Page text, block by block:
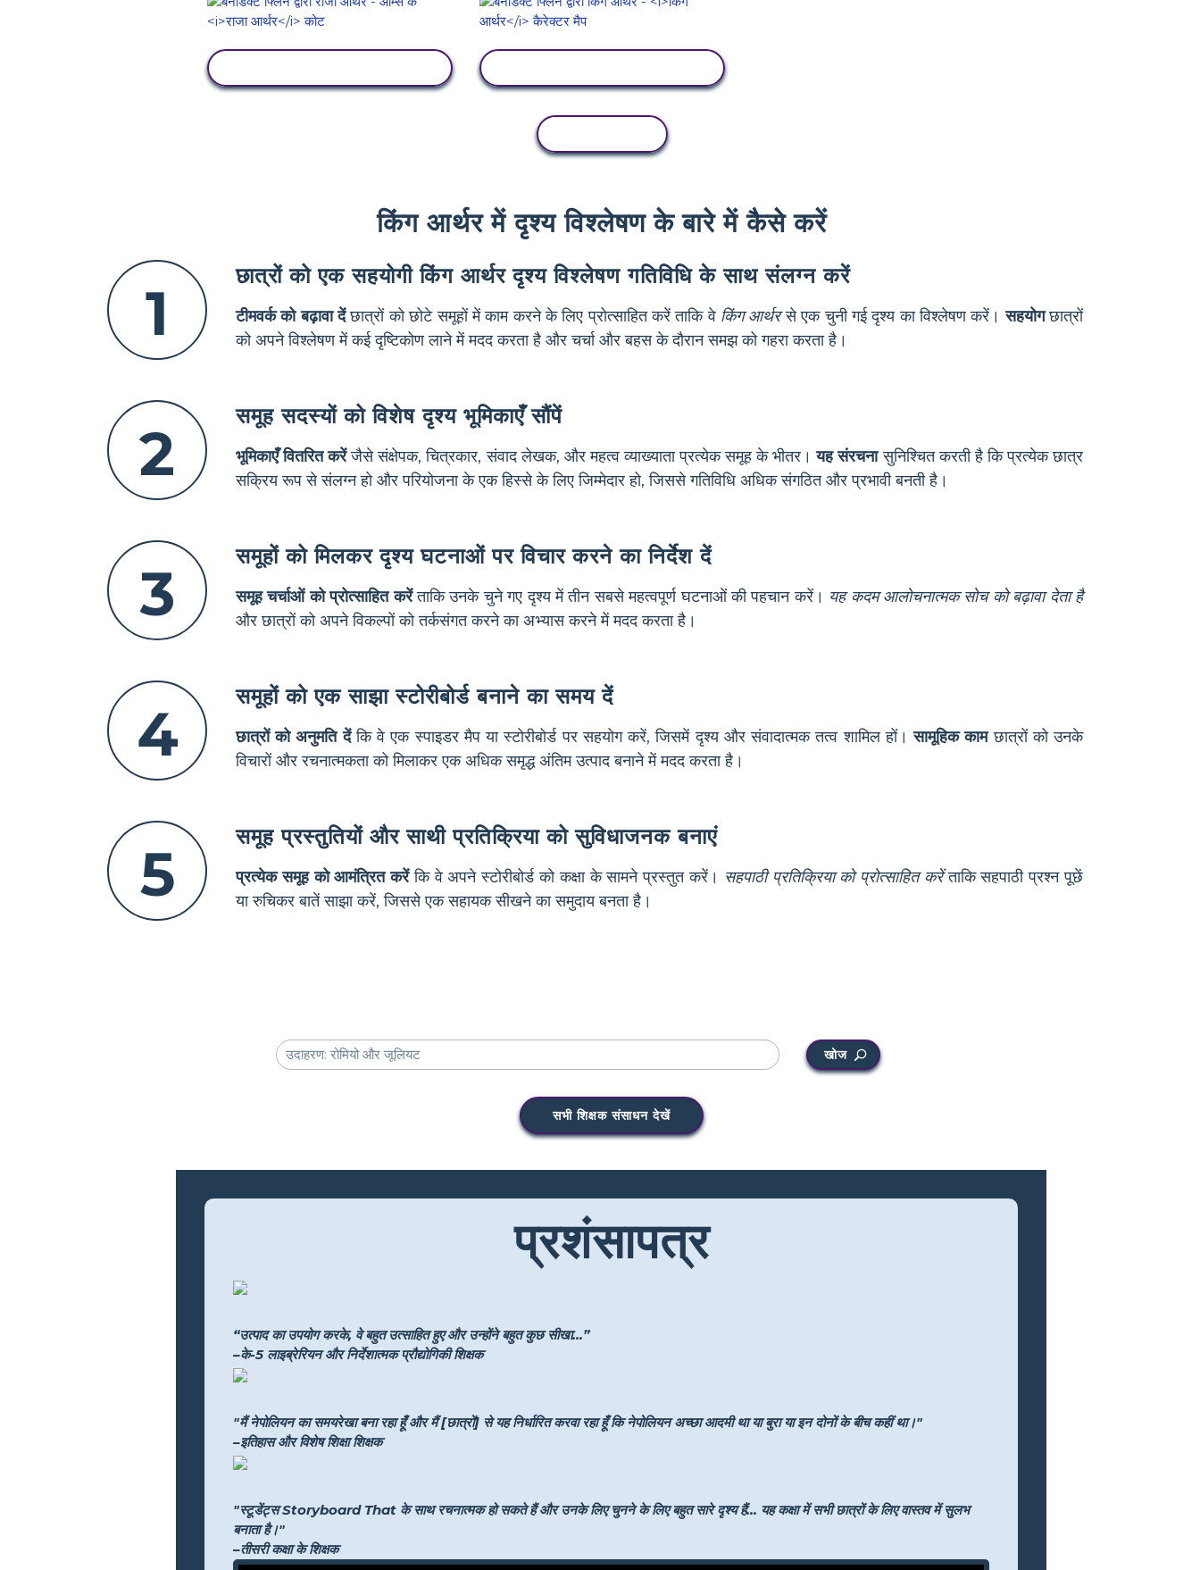
किंग आर्थर में दृश्य विश्लेषण के बारे में कैसे करें
1
छात्रों को एक सहयोगी किंग आर्थर दृश्य विश्लेषण गतिविधि के साथ संलग्न करें
टीमवर्क को बढ़ावा देंछात्रों को छोटे समूहों में काम करने के लिए प्रोत्साहित करें ताकि वे किंग आर्थरसे एक चुनी गई दृश्य का विश्लेषण करें।सहयोगछात्रों
को अपने विश्लेषण में कई दृष्टिकोण लाने में मदद करता है और चर्चा और बहस के दौरान समझ को गहरा करता है।
2
समूह सदस्यों को विशेष दृश्य भूमिकाएँ सौंपें
भूमिकाएँ वितरित करेंजैसे संक्षेपक, चित्रकार, संवाद लेखक, और महत्व व्याख्याता प्रत्येक समूह के भीतर।यह संरचनासुनिश्चित करती है कि प्रत्येक छात्र
सक्रिय रूप से संलग्न हो और परियोजना के एक हिस्से के लिए जिम्मेदार हो, जिससे गतिविधि अधिक संगठित और प्रभावी बनती है।
3
समूहों को मिलकर दृश्य घटनाओं पर विचार करने का निर्देश दें
समूह चर्चाओं को प्रोत्साहित करेंताकि उनके चुने गए दृश्य में तीन सबसे महत्वपूर्ण घटनाओं की पहचान करें। यह कदम आलोचनात्मक सोच को बढ़ावा देता है
और छात्रों को अपने विकल्पों को तर्कसंगत करने का अभ्यास करने में मदद करता है।
4
समूहों को एक साझा स्टोरीबोर्ड बनाने का समय दें
छात्रों को अनुमति देंकि वे एक स्पाइडर मैप या स्टोरीबोर्ड पर सहयोग करें, जिसमें दृश्य और संवादात्मक तत्व शामिल हों।सामूहिक कामछात्रों को उनके
विचारों और रचनात्मकता को मिलाकर एक अधिक समृद्ध अंतिम उत्पाद बनाने में मदद करता है।
5
समूह प्रस्तुतियों और साथी प्रतिक्रिया को सुविधाजनक बनाएं
प्रत्येक समूह को आमंत्रित करेंकि वे अपने स्टोरीबोर्ड को कक्षा के सामने प्रस्तुत करें। सहपाठी प्रतिक्रिया को प्रोत्साहित करेंताकि सहपाठी प्रश्न पूछें
या रुचिकर बातें साझा करें, जिससे एक सहायक सीखने का समुदाय बनता है।
खोज
सभी शिक्षक संसाधन देखें
प्रशंसापत्र
“उत्पाद का उपयोग करके, वे बहुत उत्साहित हुए और उन्होंने बहुत कुछ सीखा...”
–के-5 लाइब्रेरियन और निर्देशात्मक प्रौद्योगिकी शिक्षक
"मैं नेपोलियन का समयरेखा बना रहा हूँ और मैं [छात्रों] से यह निर्धारित करवा रहा हूँ कि नेपोलियन अच्छा आदमी था या बुरा या इन दोनों के बीच कहीं था।"
–इतिहास और विशेष शिक्षा शिक्षक
"स्टूडेंट्स Storyboard That के साथ रचनात्मक हो सकते हैं और उनके लिए चुनने के लिए बहुत सारे दृश्य हैं... यह कक्षा में सभी छात्रों के लिए वास्तव में सुलभ
बनाता है।"
–तीसरी कक्षा के शिक्षक